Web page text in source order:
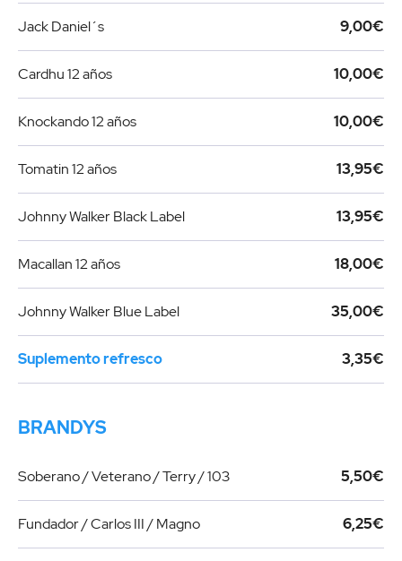
Jack Daniel´s 9,00€
Cardhu 12 años 10,00€
Knockando 12 años 10,00€
Tomatin 12 años 13,95€
Johnny Walker Black Label 13,95€
Macallan 12 años 18,00€
Johnny Walker Blue Label 35,00€
Suplemento refresco 3,35€
BRANDYS
Soberano / Veterano / Terry / 103 5,50€
Fundador / Carlos III / Magno 6,25€